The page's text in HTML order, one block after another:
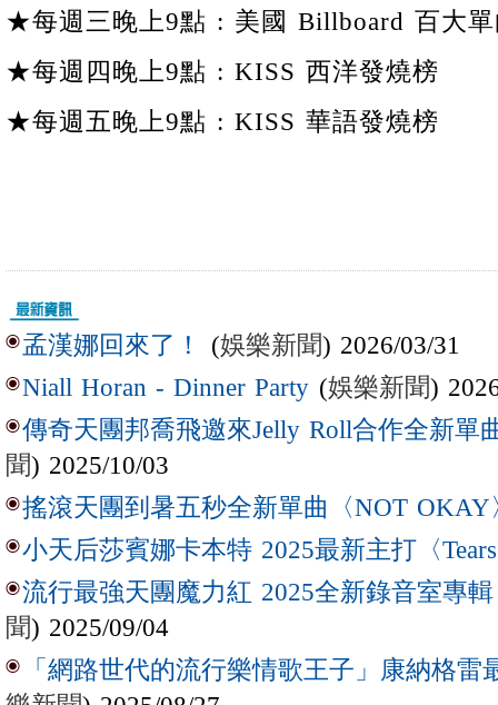
★每週三晚上9點 : 美國 Billboard 百大
★每週四晚上9點 : KISS 西洋發燒榜
★每週五晚上9點 : KISS 華語發燒榜
孟漢娜回來了！ (娛樂新聞) 2026/03/31
Niall Horan - Dinner Party (娛樂新聞)
傳奇天團邦喬飛邀來Jelly Roll合作全新單
聞) 2025/10/03
搖滾天團到暑五秒全新單曲〈NOT OKAY
小天后莎賓娜卡本特 2025最新主打〈
流行最強天團魔力紅 2025全新錄音室專
聞) 2025/09/04
「網路世代的流行樂情歌王子」康納格雷